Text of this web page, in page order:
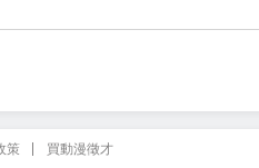
策 買動漫徵才